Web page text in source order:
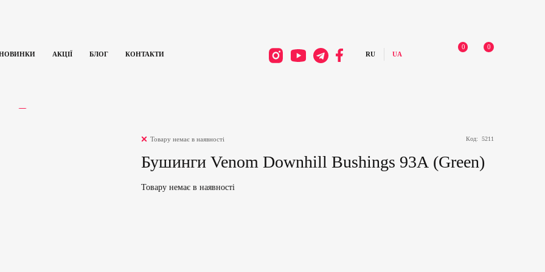
АКЦІЇ БЛОГ КОНТАКТИ
0 0
Товару немає в наявності Код: 5211
Бушинги Venom Downhill Bushings 93А (Green)
Товару немає в наявності